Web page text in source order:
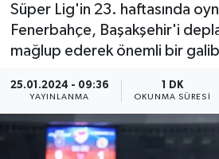
Süper Lig'in 23. haftasında
Fenerbahçe, Başakşehir'i
mağlup ederek önemli bir
25.01.2024 - 09:36
YAYINLANMA
1 DK
OKUNMA SÜRESI
Sağlık
Si̇yaset
Spor
Yaşam
Son Dakika Haberleri
Haber Arşivi